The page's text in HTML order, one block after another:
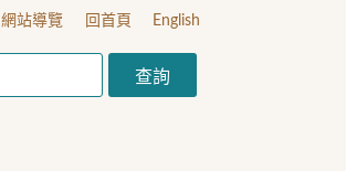
網站導覽 回首頁 English